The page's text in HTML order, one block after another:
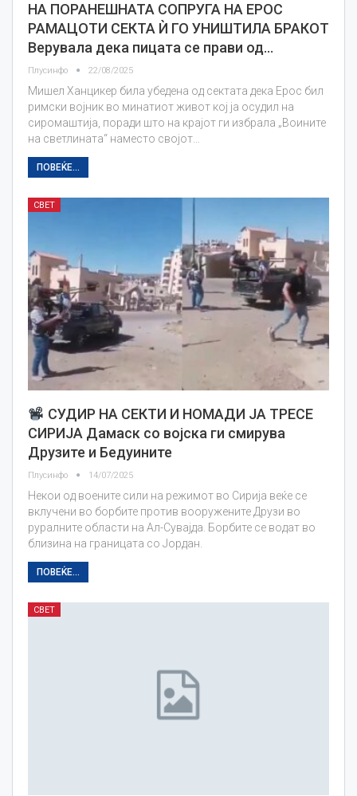
НА ПОРАНЕШНАТА СОПРУГА НА ЕРОС
РАМАЦОТИ СЕКТА Ѝ ГО УНИШТИЛА БРАКОТ
Верувала дека пицата се прави од…
Плусинфо 22/08/2025
Мишел Ханцикер била убедена од сектата дека Ерос бил
римски војник во минатиот живот кој ја осудил на
сиромаштија, поради што на крајот ги избрала „Воините
на светлината“ наместо својот…
ПОВЕЌЕ...
СВЕТ
СУДИР НА СЕКТИ И НОМАДИ ЈА ТРЕСЕ
СИРИЈА Дамаск со војска ги смирува
Друзите и Бедуините
Плусинфо 14/07/2025
Некои од воените сили на режимот во Сирија веќе се
вклучени во борбите против вооружените Друзи во
руралните области на Ал-Сувајда. Борбите се водат во
близина на границата со Јордан.
ПОВЕЌЕ...
СВЕТ